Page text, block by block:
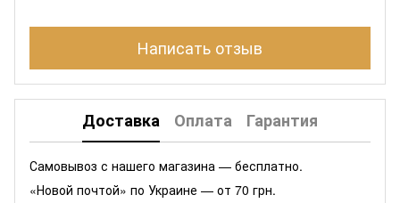
Написать отзыв
Доставка Оплата Гарантия
Самовывоз с нашего магазина — бесплатно.
«Новой почтой» по Украине — от 70 грн.